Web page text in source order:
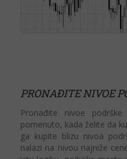
PRONAĐITE NIVOE
Pronađite nivoe
pomenuto, kada želite da
ga kupite blizu nivoa
nalazi na nivou najniže